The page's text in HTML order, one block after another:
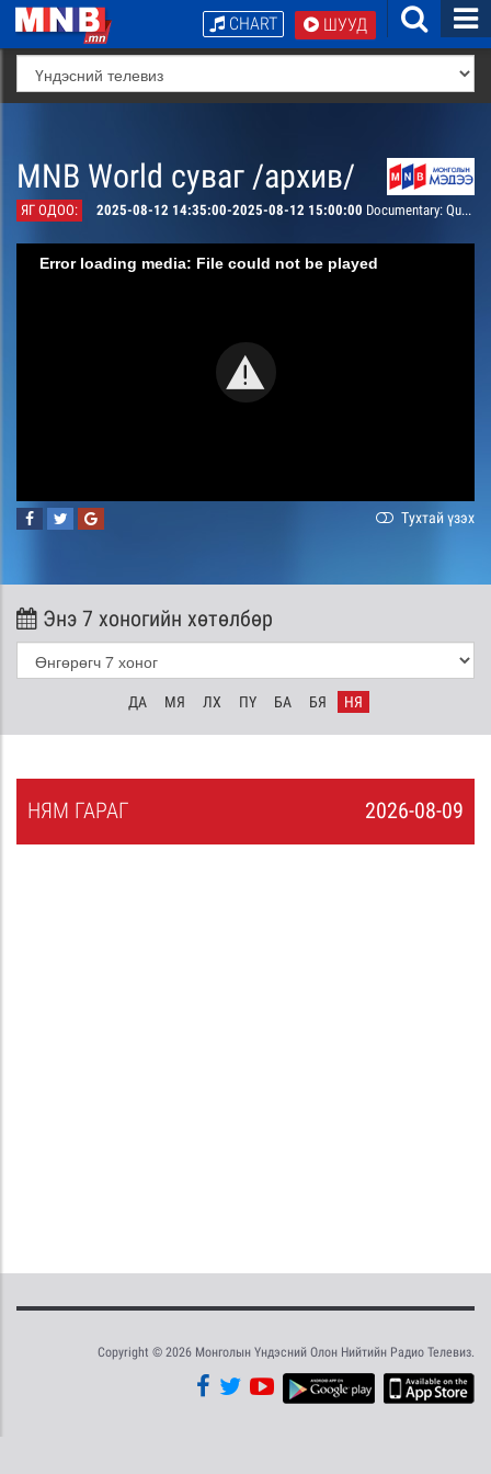
ШУУД
CHART
MNB World суваг /архив/
ЯГ ОДОО: 2025-08-12 14:35:00-2025-08-12 15:00:00 Documentary: Queen of the Altai Mountain
Error loading media: File could not be played
Тухтай үзэх
Энэ 7 хоногийн хөтөлбөр
ДА МЯ ЛХ ПҮ БА БЯ НЯ
2026-08-09
НЯМ ГАРАГ
Copyright © 2026 Монголын Үндэсний Олон Нийтийн Радио Телевиз.